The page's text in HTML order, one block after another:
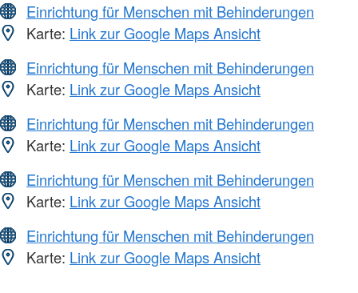
Einrichtung für Menschen mit Behinderungen
Karte: Link zur Google Maps Ansicht
Einrichtung für Menschen mit Behinderungen
Karte: Link zur Google Maps Ansicht
Einrichtung für Menschen mit Behinderungen
Karte: Link zur Google Maps Ansicht
Einrichtung für Menschen mit Behinderungen
Karte: Link zur Google Maps Ansicht
Einrichtung für Menschen mit Behinderungen
Karte: Link zur Google Maps Ansicht